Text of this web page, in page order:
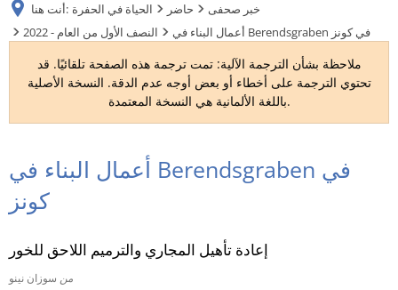
FR
TR
UK
RU
أنت هنا: الحياة في الحفرة حاضر
خبر صحفى
2022 - النصف الأول من العام
أعمال البناء في Berendsgraben في كونز
ملاحظة بشأن الترجمة الآلية: تمت ترجمة هذه الصفحة تلقائيًا. قد
تحتوي الترجمة على أخطاء أو بعض أوجه عدم الدقة. النسخة الأصلية
باللغة الألمانية هي النسخة المعتمدة.
أعمال البناء في Berendsgraben في
كونز
إعادة تأهيل المجاري والترميم اللاحق للخور
من سوزان نينو